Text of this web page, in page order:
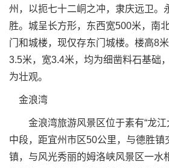
州，以扼七十二峒之冲，隶庆远卫。
胜。城呈长方形，东西宽500米，南
门和城楼，现仅存东门城楼。楼高8
3.5米，宽3.4米，均为细凿料石基础
为壮观。
金浪湾
金浪湾旅游风景区位于素有“龙江
中段，距宜州市区50公里，与德胜镇
镇，与风光秀丽的姆洛峡风景区一水